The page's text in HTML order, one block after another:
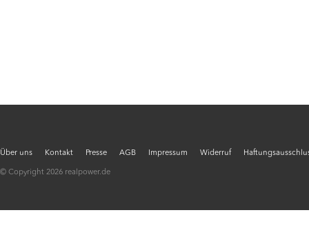
Über uns Kontakt Presse AGB Impressum Widerruf
© Copyright 2026 realpower.de